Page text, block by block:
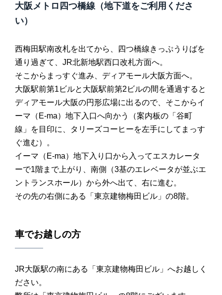
大阪メトロ四つ橋線（地下道をご利用くださ
い）
西梅田駅南改札を出てから、四つ橋線きっぷうりばを
通り過ぎて、JR北新地駅西口改札方面へ。
そこからまっすぐ進み、ディアモール大阪方面へ。
大阪駅前第1ビルと大阪駅前第2ビルの間を通過すると
ディアモール大阪の円形広場に出るので、そこからイ
ーマ（E-ma）地下入口へ向かう（案内板の「谷町
線」を目印に、タリーズコーヒーを左手にしてまっす
ぐ進む）。
イーマ（E-ma）地下入り口から入ってエスカレータ
ーで1階まで上がり、南側（3基のエレベータが並ぶエ
ントランスホール）から外へ出て、右に進む。
その先の右側にある「東京建物梅田ビル」の8階。
車でお越しの方
JR大阪駅の南にある「東京建物梅田ビル」へお越しく
ださい。